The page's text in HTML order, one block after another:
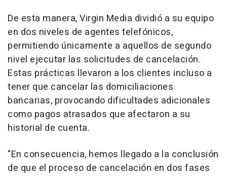
De esta manera, Virgin Media dividió a su equipo
en dos niveles de agentes telefónicos,
permitiendo únicamente a aquellos de segundo
nivel ejecutar las solicitudes de cancelación.
Estas prácticas llevaron a los clientes incluso a
tener que cancelar las domiciliaciones
bancarias, provocando dificultades adicionales
como pagos atrasados que afectaron a su
historial de cuenta.
"En consecuencia, hemos llegado a la conclusión
de que el proceso de cancelación en dos fases